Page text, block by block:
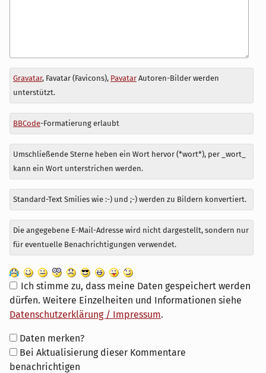
Antwort
zu
Gravatar, Favatar (Favicons), PavatarAutoren-Bilder werden
unterstützt.
BBCode-Formatierung erlaubt
Umschließende Sterne heben ein Wort hervor (*wort*), per _wort_
kann ein Wort unterstrichen werden.
Standard-Text Smilies wie :-) und ;-) werden zu Bildern konvertiert.
Die angegebene E-Mail-Adresse wird nicht dargestellt, sondern nur
für eventuelle Benachrichtigungen verwendet.
Ich stimme zu, dass meine Daten gespeichert werden
dürfen. Weitere Einzelheiten und Informationen siehe
Datenschutzerklärung / Impressum.
Formular-
Optionen
Daten merken?
Bei Aktualisierung dieser Kommentare
benachrichtigen